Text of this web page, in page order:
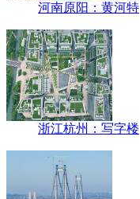
河南原阳：黄河特
浙江杭州：写字楼